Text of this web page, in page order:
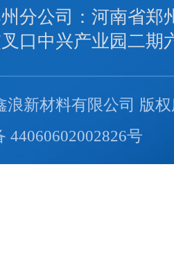
分公司：河南省郑
口中兴产业园二期
浪新材料有限公司 版
44060602002826号